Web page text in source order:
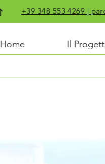
+39 348 553 4269 |
Home Il